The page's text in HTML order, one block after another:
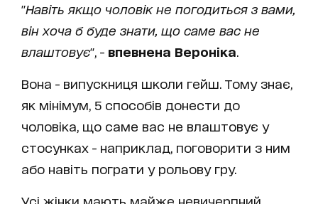
"Навіть якщо чоловік не погодиться з вами,
він хоча б буде знати, що саме вас не
влаштовує", - впевнена Вероніка
Вона - випускниця школи гейш. Тому знає,
як мінімум, 5 способів донести до
чоловіка, що саме вас не влаштовує у
стосунках - наприклад, поговорити з ним
або навіть пограти у рольову гру.
Усі жінки мають майже невичерпний